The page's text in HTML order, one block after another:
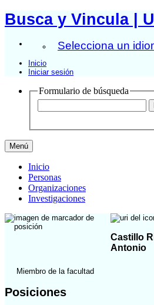
Busca y Vincula |
Selecciona un
Inicio
Iniciar sesión
Formulario de búsqueda
Menú
Inicio
Personas
Organizaciones
Investigaciones
Castillo
Antonio
Miembro de la facultad
Posiciones